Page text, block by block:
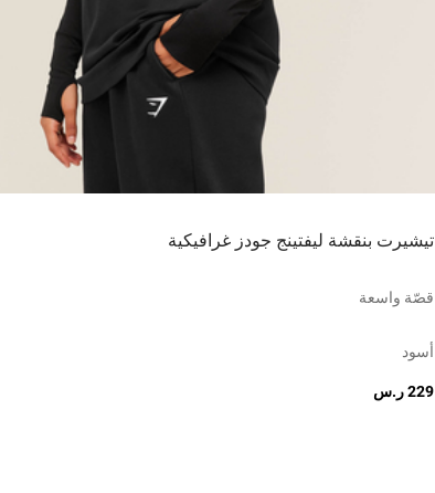
تيشيرت بنقشة ليفتينج جودز غرافيكية
قصّة واسعة
أسود
229 ر.س